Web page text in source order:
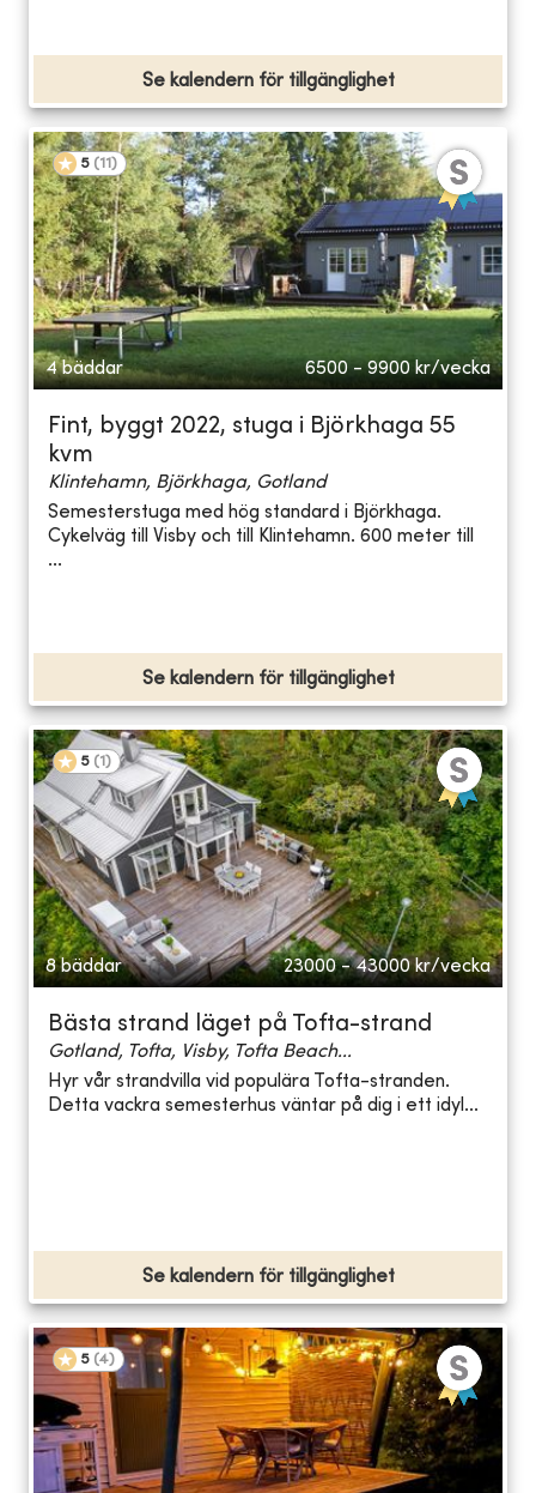
Se kalendern för tillgänglighet
5 (11 )
4 bäddar 6500 - 9900 kr/vecka
Fint, byggt 2022, stuga i Björkhaga 55
kvm
Klintehamn, Björkhaga, Gotland
Semesterstuga med hög standard i Björkhaga.
Cykelväg till Visby och till Klintehamn. 600 meter till
...
Se kalendern för tillgänglighet
5 (1 )
8 bäddar 23000 - 43000 kr/vecka
Bästa strand läget på Tofta-strand
Gotland, Tofta, Visby, Tofta Beach...
Hyr vår strandvilla vid populära Tofta-stranden.
Detta vackra semesterhus väntar på dig i ett idyl...
Se kalendern för tillgänglighet
5 (4)